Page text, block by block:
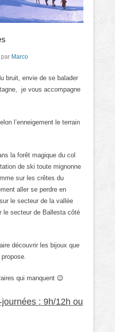
par Marco
bruit, envie de se balader
je vous accompagne
l’enneigement le terrain
la forêt magique du col
de ski toute mignonne
sur les crêtes du
aller se perdre en
le secteur de la vallée
le secteur de Ballesta côté
découvrir les bijoux que
qui manquent 😉
: 9h/12h ou